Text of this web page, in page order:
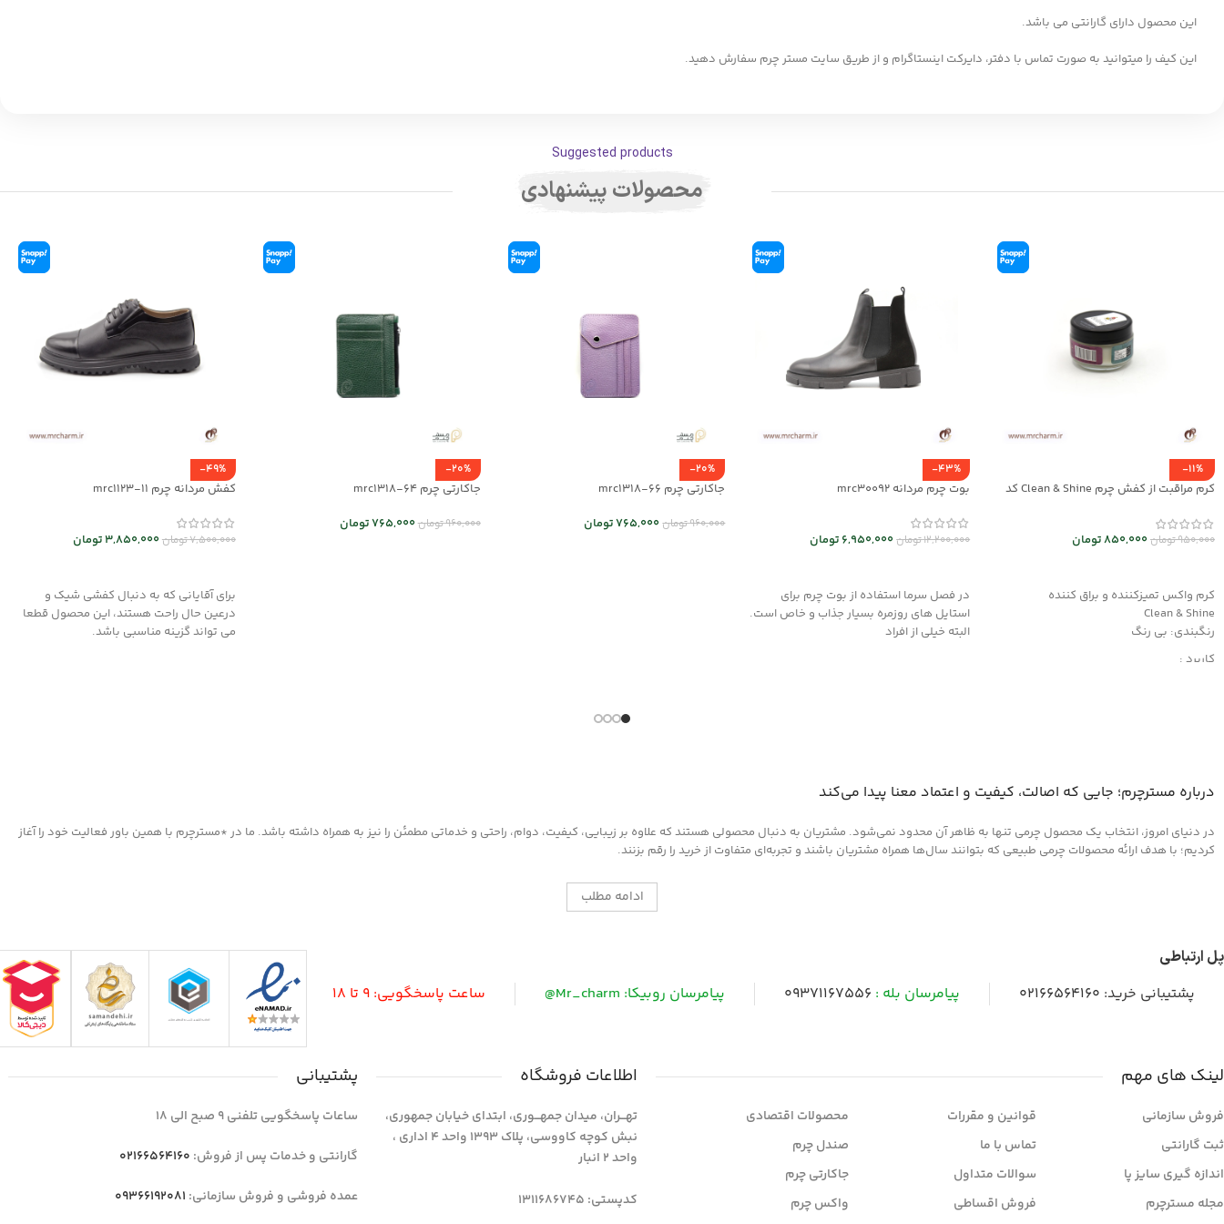
این محصول دارای گارانتی می باشد.
این کیف را میتوانید به صورت تماس با دفتر، دایرکت اینستاگرام و از طریق سایت مستر چرم سفارش دهید.
Suggested products
محصولات پیشنهادی
-11%
کرم مراقبت از کفش چرم Clean & Shine کد
950,000تومان850,000تومان
کرم واکس تمیزکننده و براق کننده
Clean & Shine
رنگبندی: بی رنگ
کاربرد :
-43%
بوت چرم مردانه mrc30092
12,200,000تومان6,950,000 تومان
در فصل سرما استفاده از بوت چرم برای
استایل های روزمره بسیار جذاب و خاص است.
البته خیلی از افراد
-20%
جاکارتی چرم mrc1318-66
960,000تومان765,000تومان
-20%
جاکارتی چرم mrc1318-64
960,000تومان765,000تومان
-49%
کفش مردانه چرم mrc1123-11
7,500,000تومان3,850,000تومان
برای آقایانی که به دنبال کفشی شیک و
درعین حال راحت هستند، این محصول قطعا
می تواند گزینه مناسبی باشد.
درباره مسترچرم؛ جایی که اصالت، کیفیت و اعتماد معنا پیدا می‌کند
در دنیای امروز، انتخاب یک محصول چرمی تنها به ظاهر آن محدود نمی‌شود. مشتریان به دنبال محصولی هستند که علاوه بر زیبایی، کیفیت، دوام، راحتی و خدماتی مطمئن را نیز به همراه داشته باشد. ما در *مسترچرم با همین باور فعالیت خود را آغاز
کردیم؛ با هدف ارائه محصولات چرمی طبیعی که بتوانند سال‌ها همراه مشتریان باشند و تجربه‌ای متفاوت از خرید را رقم بزنند.
ادامه مطلب
پل ارتباطی
پشتیبانی خرید: 02166564160 پیامرسان بله : 09371167556 پیامرسان روبیکا: Mr_charm@ ساعت پاسخگویی: 9 تا 18
لینک های مهم
فروش سازمانی
ثبت گارانتی
اندازه گیری سایز پا
مجله مسترچرم
قوانین و مقررات
تماس با ما
سوالات متداول
فروش اقساطی
محصولات اقتصادی
صندل چرم
جاکارتی چرم
واکس چرم
اطلاعات فروشگاه
تهـــران، میدان جمهـــوری، ابتدای خیابان جمهوری،
نبش کوچه کاووسی، پلاک 1393 واحد 4 اداری ،
واحد 2 انبار
کدپستی: 1311686745
پشتیبانی
ساعات پاسخگویی تلفنی 9 صبح الی 18
گارانتی و خدمات پس از فروش: 02166564160
عمده فروشی و فروش سازمانی: 09366192081